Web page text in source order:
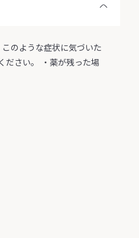
のような症状に気づいた
ださい。 ・薬が残った場